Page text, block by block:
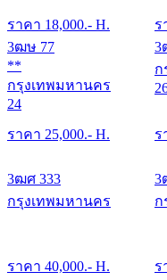
ราคา 18,000.- H. ร
3ฒษ 77
**
กรุงเทพมหานคร
24
ราคา 25,000.- H.
3
ก
ร
3ฒศ 333
กรุงเทพมหานคร
ราคา 40,000.- H.
3
ก
ร